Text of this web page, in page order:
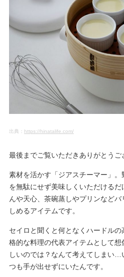
出典： https://hinatalife.com/
最後までご覧いただきありがとうご
素材を活かす「ジアスチーマー」
を無駄にせず美味しくいただける
んや天心、茶碗蒸しやプリンなど
しめるアイテムです。
セイロと聞くと何となくハードル
格的な料理の代表アイテムとして
しいのでは？なんて考えてしまい…
つも手が出せずにいたんです。